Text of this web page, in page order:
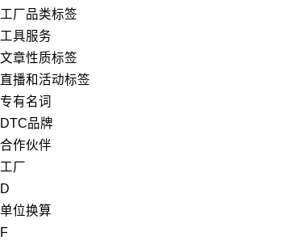
工厂品类标签
工具服务
文章性质标签
直播和活动标签
专有名词
DTC品牌
合作伙伴
工厂
D
单位换算
F